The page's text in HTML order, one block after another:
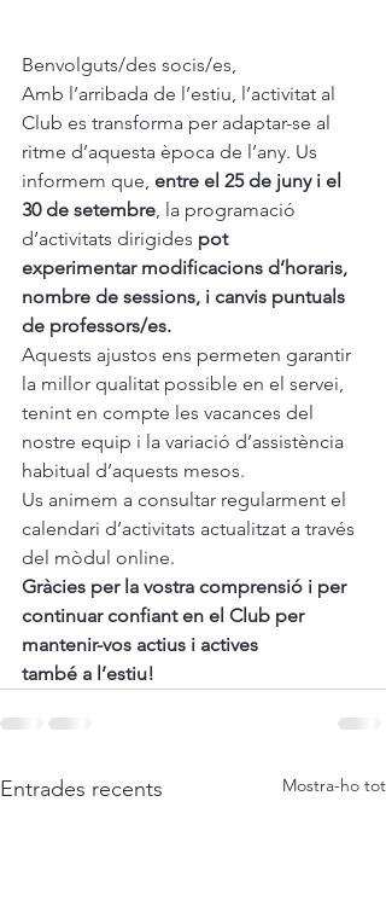
Benvolguts/des socis/es,
Amb l’arribada de l’estiu, l’activitat al
Club es transforma per adaptar-se al
ritme d’aquesta època de l’any. Us
informem que, entre el 25 de juny i el
30 de setembre, la programació
d’activitats dirigides pot
experimentar modificacions d’horaris,
nombre de sessions, i canvis puntuals
de professors/es.
Aquests ajustos ens permeten garantir
la millor qualitat possible en el servei,
tenint en compte les vacances del
nostre equip i la variació d’assistència
habitual d’aquests mesos.
Us animem a consultar regularment el
calendari d’activitats actualitzat a través
del mòdul online.
Gràcies per la vostra comprensió i per
continuar confiant en el Club per
mantenir-vos actius i actives
també a l’estiu!
Entrades recents Mostra-ho tot